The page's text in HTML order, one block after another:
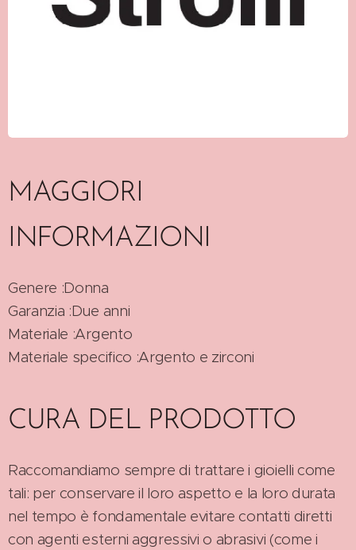
MAGGIORI
INFORMAZIONI
Genere :Donna
Garanzia :Due anni
Materiale :Argento
Materiale specifico :Argento e zirconi
CURA DEL PRODOTTO
Raccomandiamo sempre di trattare i gioielli come
tali: per conservare il loro aspetto e la loro durata
nel tempo è fondamentale evitare contatti diretti
con agenti esterni aggressivi o abrasivi (come i